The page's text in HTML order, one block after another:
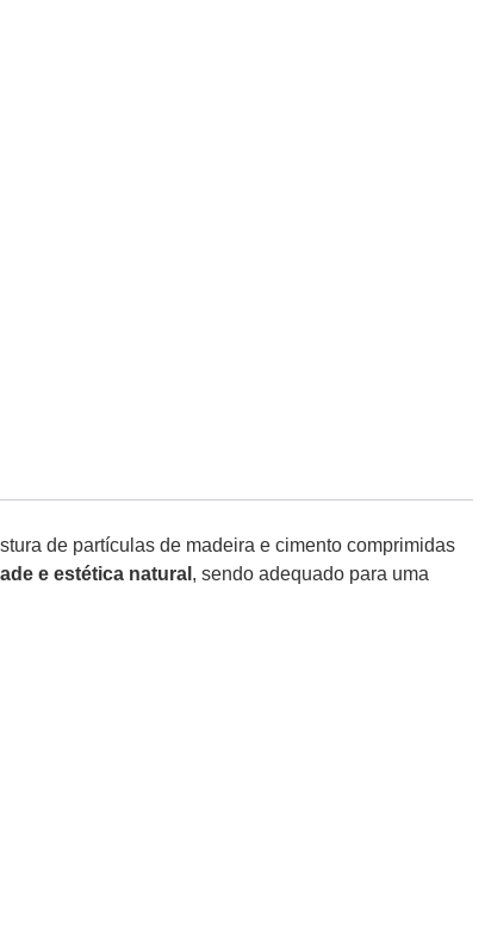
de partículas de madeira e cimento comprimidas
e estética natural , sendo adequado para uma